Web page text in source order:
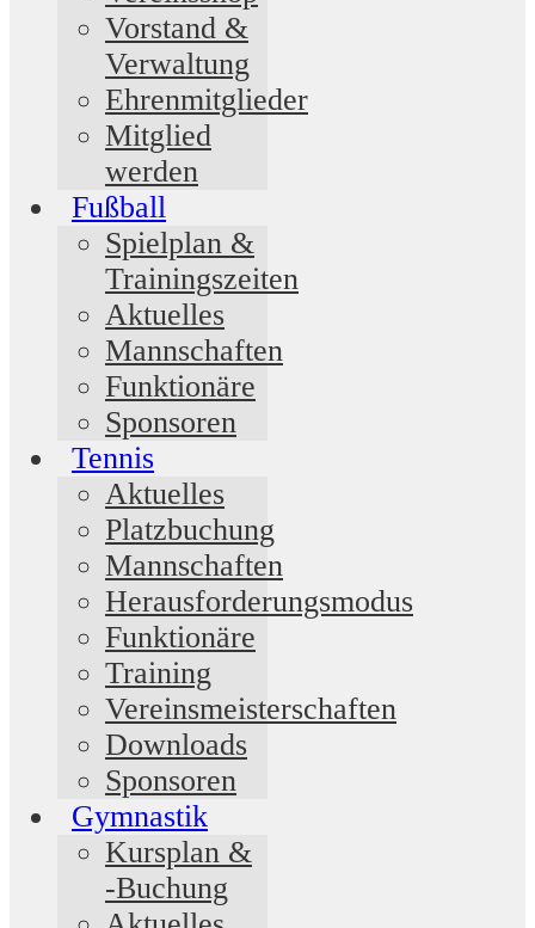
Vorstand &
Verwaltung
Ehrenmitglieder
Mitglied
werden
Fußball
Spielplan &
Trainingszeiten
Aktuelles
Mannschaften
Funktionäre
Sponsoren
Tennis
Aktuelles
Platzbuchung
Mannschaften
Herausforderungsmodus
Funktionäre
Training
Vereinsmeisterschaften
Downloads
Sponsoren
Gymnastik
Kursplan &
-Buchung